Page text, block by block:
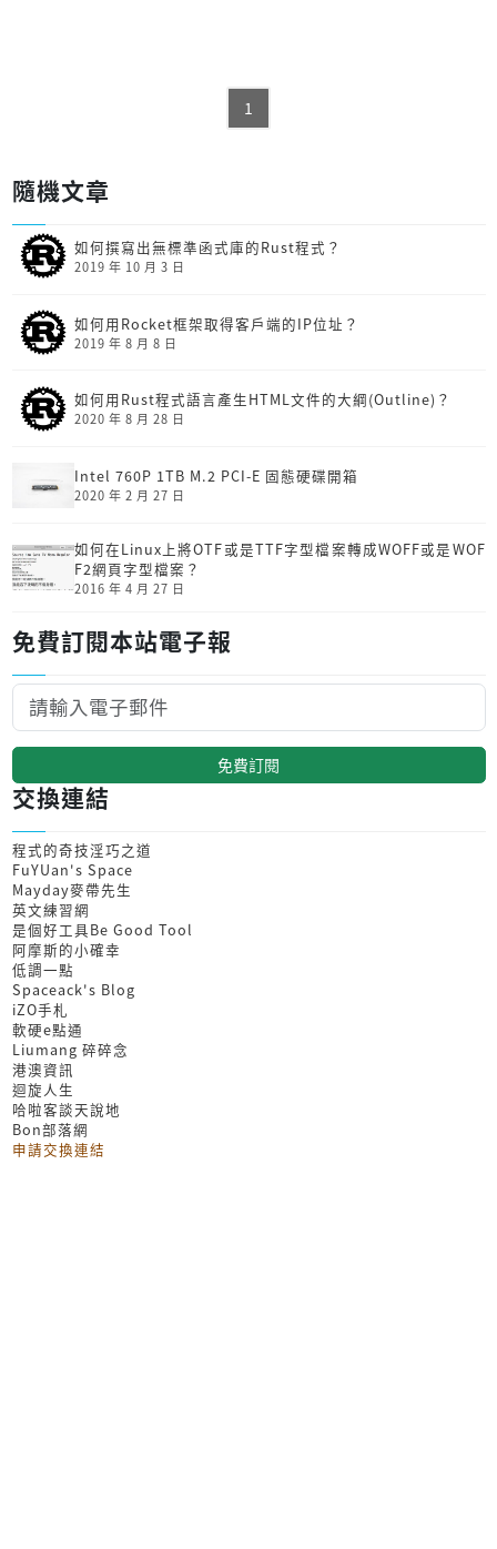
1
隨機文章
如何撰寫出無標準函式庫的Rust程式？
2019 年 10 月 3 日
如何用Rocket框架取得客戶端的IP位址？
2019 年 8 月 8 日
如何用Rust程式語言產生HTML文件的大綱(Outline)？
2020 年 8 月 28 日
Intel 760P 1TB M.2 PCI-E 固態硬碟開箱
2020 年 2 月 27 日
如何在Linux上將OTF或是TTF字型檔案轉成WOFF或是WOF
F2網頁字型檔案？
2016 年 4 月 27 日
免費訂閱本站電子報
免費訂閱
交換連結
程式的奇技淫巧之道
FuYUan's Space
Mayday麥帶先生
英文練習網
是個好工具Be Good Tool
阿摩斯的小確幸
低調一點
Spaceack's Blog
iZO手札
軟硬e點通
Liumang 碎碎念
港澳資訊
迴旋人生
哈啦客談天說地
Bon部落網
申請交換連結